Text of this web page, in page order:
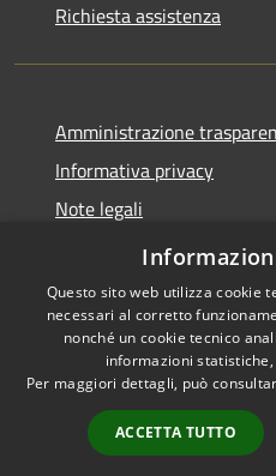
Richiesta assistenza
Amministrazione
Informativa privacy
Note legali
Dichiarazione di
Accessibilità
Questo sito web utilizza cookie
necessari al corretto
nonché un cookie tecnico
informazioni
Per maggiori dettagli, può
ACCETTA TUTTO